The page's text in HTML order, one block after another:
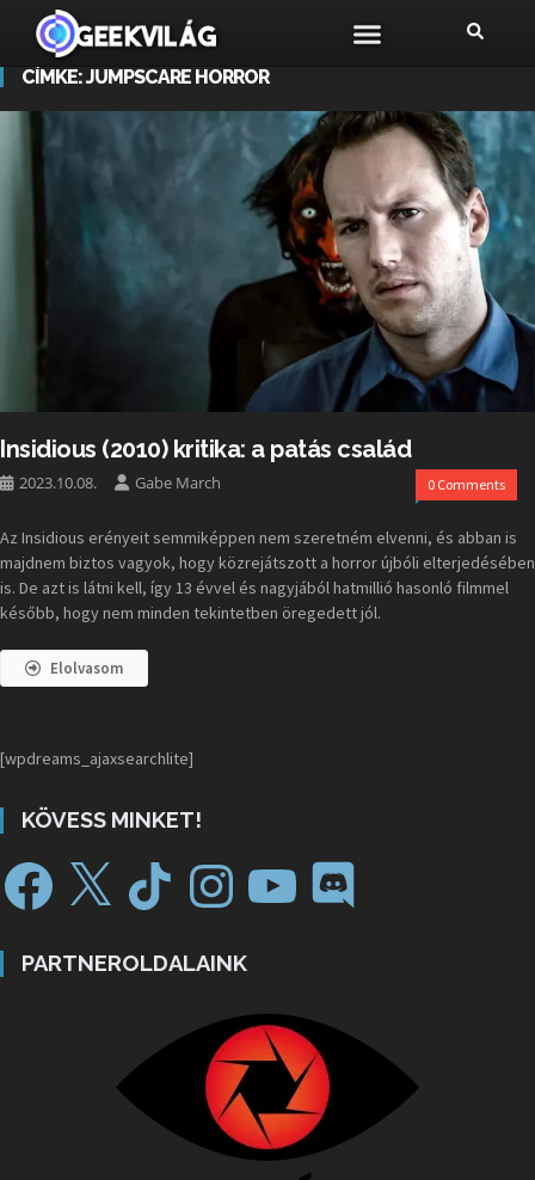
CÍMKE:JUMPSCARE HORROR
Insidious (2010) kritika: a patás család
2023.10.08. Gabe March 0 Comments
Az Insidious erényeit semmiképpen nem szeretném elvenni, és abban is
majdnem biztos vagyok, hogy közrejátszott a horror újbóli elterjedésében
is. De azt is látni kell, így 13 évvel és nagyjából hatmillió hasonló filmmel
később, hogy nem minden tekintetben öregedett jól.
Elolvasom
[wpdreams_ajaxsearchlite]
KÖVESS MINKET!
PARTNEROLDALAINK